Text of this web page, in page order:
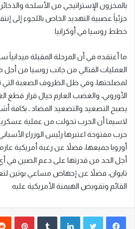
بالمخزون الإستراتيجي من الأسلحة
جزئياً عصبية التهديد الخاص باللجوء إلى
خطط روسيا في أوكرانيا.
ما أعتقده في أن المرحلة المقبلة
العمليات القتالي من جانب روسيا من
لمصلحتها، وفي ظل الظروف الصعبة التي
الأوروبي، والغضب العارم حيال قرار قطع
يصبح التصعيد والتصعيد المضاد ـ بكافة
لاسيما أن الحرب تحولت من عملية
حرب مفتوحة اعتبرها رئيس الوزراء
أوروبا جميعها، فضلاً عن رغبة أمريكية
أجل الحد من قدرتها على دعم الصين في
تايوان، فضلاً عن إجهاض مساعي بوتين
القائم وتقويض الهيمنة الأمريكية عليه.
لينكدإن بينتيريست